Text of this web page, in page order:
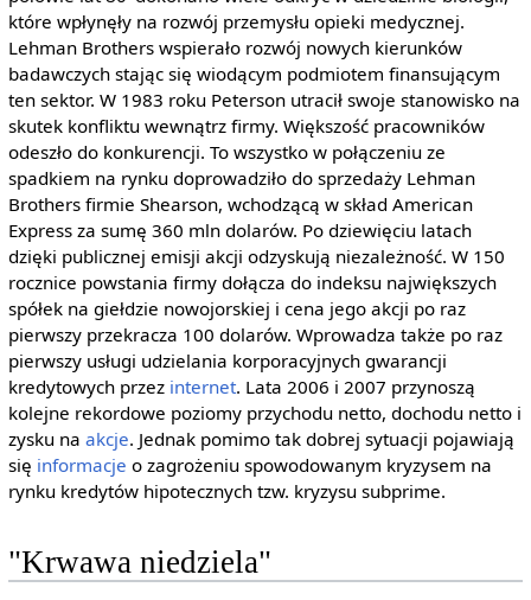
które wpłynęły na rozwój przemysłu opieki medycznej.
Lehman Brothers wspierało rozwój nowych kierunków
badawczych stając się wiodącym podmiotem finansującym
ten sektor. W 1983 roku Peterson utracił swoje stanowisko na
skutek konfliktu wewnątrz firmy. Większość pracowników
odeszło do konkurencji. To wszystko w połączeniu ze
spadkiem na rynku doprowadziło do sprzedaży Lehman
Brothers firmie Shearson, wchodzącą w skład American
Express za sumę 360 mln dolarów. Po dziewięciu latach
dzięki publicznej emisji akcji odzyskują niezależność. W 150
rocznice powstania firmy dołącza do indeksu największych
spółek na giełdzie nowojorskiej i cena jego akcji po raz
pierwszy przekracza 100 dolarów. Wprowadza także po raz
pierwszy usługi udzielania korporacyjnych gwarancji
kredytowych przez internet. Lata 2006 i 2007 przynoszą
kolejne rekordowe poziomy przychodu netto, dochodu netto i
zysku na akcje. Jednak pomimo tak dobrej sytuacji pojawiają
się informacje o zagrożeniu spowodowanym kryzysem na
rynku kredytów hipotecznych tzw. kryzysu subprime.
"Krwawa niedziela"